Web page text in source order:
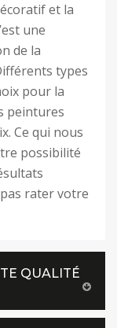
et la
une
de la
types
pour la
peintures
Ce qui nous
possibilité
rater votre
QUALITÉ